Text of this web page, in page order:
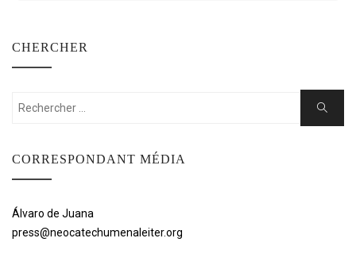
CHERCHER
Rechercher:
Chercher
CORRESPONDANT MÉDIA
Álvaro de Juana
press@neocatechumenaleiter.org